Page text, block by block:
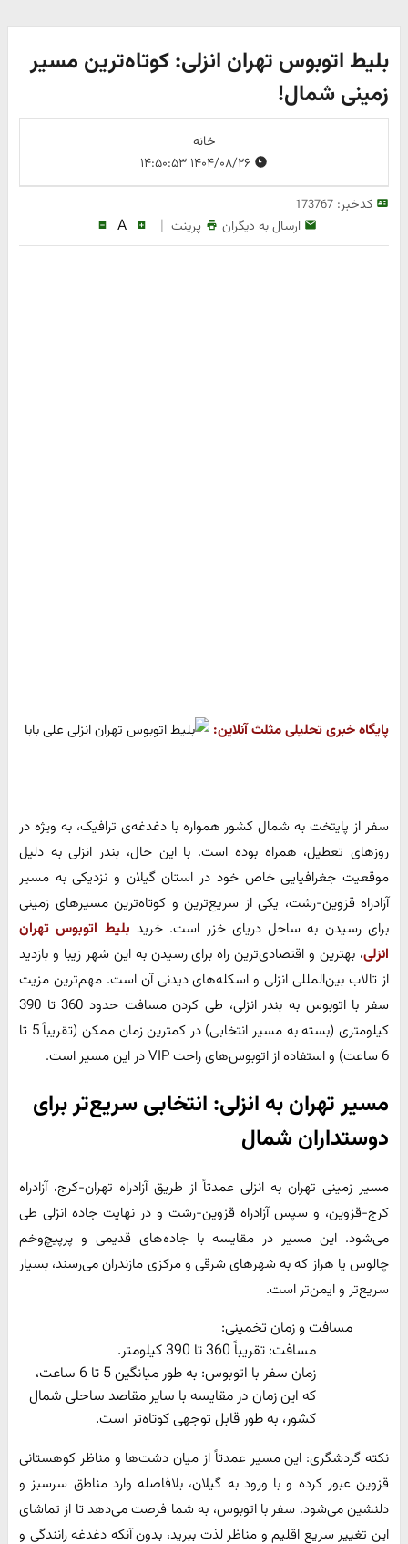
بلیط اتوبوس تهران انزلی: کوتاه‌ترین مسیر
زمینی شمال!
خانه
کدخبر:173767
ارسال به دیگران پرینت |
A
پایگاه خبری تحلیلی مثلث آنلاین:
سفر از پایتخت به شمال کشور همواره با دغدغه‌ی ترافیک، به ویژه در
روزهای تعطیل، همراه بوده است. با این حال، بندر انزلی به دلیل
موقعیت جغرافیایی خاص خود در استان گیلان و نزدیکی به مسیر
آزادراه قزوین-رشت، یکی از سریع‌ترین و کوتاه‌ترین مسیرهای زمینی
برای رسیدن به ساحل دریای خزر است. خرید بلیط اتوبوس تهران
انزلی، بهترین و اقتصادی‌ترین راه برای رسیدن به این شهر زیبا و بازدید
از تالاب بین‌المللی انزلی و اسکله‌های دیدنی آن است. مهم‌ترین مزیت
سفر با اتوبوس به بندر انزلی، طی کردن مسافت حدود 360 تا 390
کیلومتری (بسته به مسیر انتخابی) در کمترین زمان ممکن (تقریباً 5 تا
6 ساعت) و استفاده از اتوبوس‌های راحت VIP در این مسیر است.
مسیر تهران به انزلی: انتخابی سریع‌تر برای
دوستداران شمال
مسیر زمینی تهران به انزلی عمدتاً از طریق آزادراه تهران-کرج، آزادراه
کرج-قزوین، و سپس آزادراه قزوین-رشت و در نهایت جاده انزلی طی
می‌شود. این مسیر در مقایسه با جاده‌های قدیمی و پرپیچ‌وخم
چالوس یا هراز که به شهرهای شرقی و مرکزی مازندران می‌رسند، بسیار
سریع‌تر و ایمن‌تر است.
مسافت و زمان تخمینی:
مسافت: تقریباً 360 تا 390 کیلومتر.
زمان سفر با اتوبوس: به طور میانگین 5 تا 6 ساعت،
که این زمان در مقایسه با سایر مقاصد ساحلی شمال
کشور، به طور قابل توجهی کوتاه‌تر است.
نکته گردشگری: این مسیر عمدتاً از میان دشت‌ها و مناظر کوهستانی
قزوین عبور کرده و با ورود به گیلان، بلافاصله وارد مناطق سرسبز و
دلنشین می‌شود. سفر با اتوبوس، به شما فرصت می‌دهد تا از تماشای
این تغییر سریع اقلیم و مناظر لذت ببرید، بدون آنکه دغدغه رانندگی و